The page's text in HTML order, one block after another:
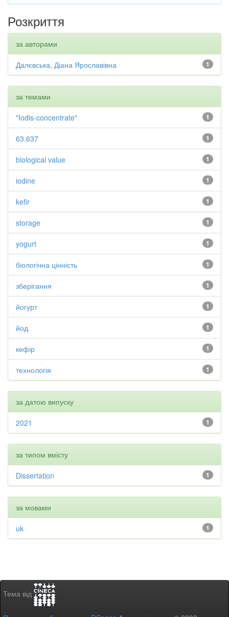
Розкриття
за авторами
1
Далєвська, Діана Ярославівна
за темами
1
"Iodis-concentrate"
1
63.637
1
biological value
1
iodine
1
kefir
1
storage
1
yogurt
1
біологічна цінність
1
зберігання
1
йогурт
1
йод
1
кефір
1
технологія
за датою випуску
1
2021
за типом вмісту
1
Dissertation
за мовами
1
uk
Тема від